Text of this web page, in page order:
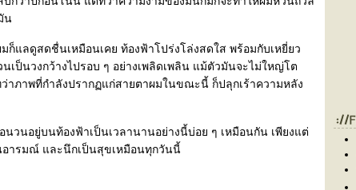
น
แลดูสดชื่นเหมือนเคย ท้องฟ้าโปร่งโล่งสดใส พร้อมกับเหยี่ยว
เป็นวงกว้างไปรอบ ๆ อย่างเพลิดเพลิน แม้ตัวมันจะไม่ใหญ่โต
าภาพที่กำลังปรากฏแก่สายตาผมในขณะนี้ ก็ปลุกเร้าความหลัง
นวนอยู่บนท้องฟ้าเป็นเวลานานอย่างนี้บ่อย ๆ เหมือนกัน เพียงแต่
อารมณ์ และนึกเป็นสุขเหมือนทุกวันนี้